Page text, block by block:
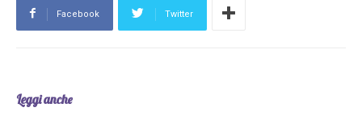
Facebook Twitter
Leggi anche